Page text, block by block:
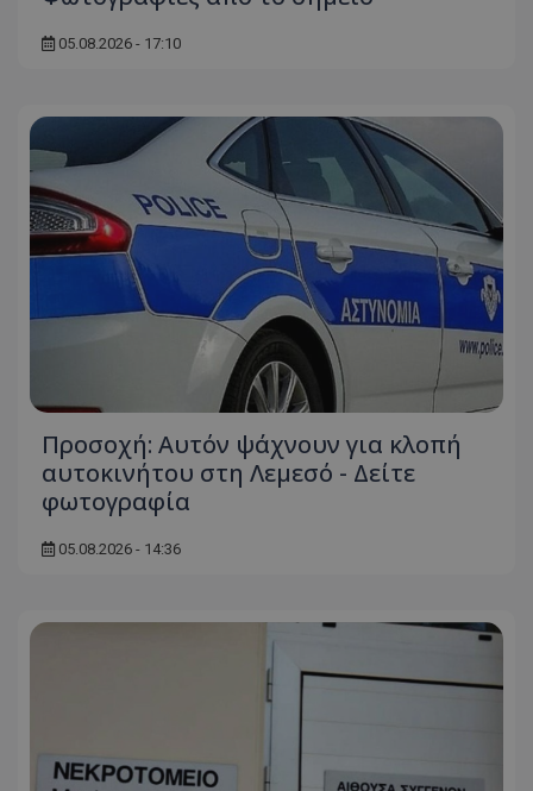
05.08.2026 - 17:10
Προσοχή: Αυτόν ψάχνουν για κλοπή
αυτοκινήτου στη Λεμεσό - Δείτε
φωτογραφία
05.08.2026 - 14:36